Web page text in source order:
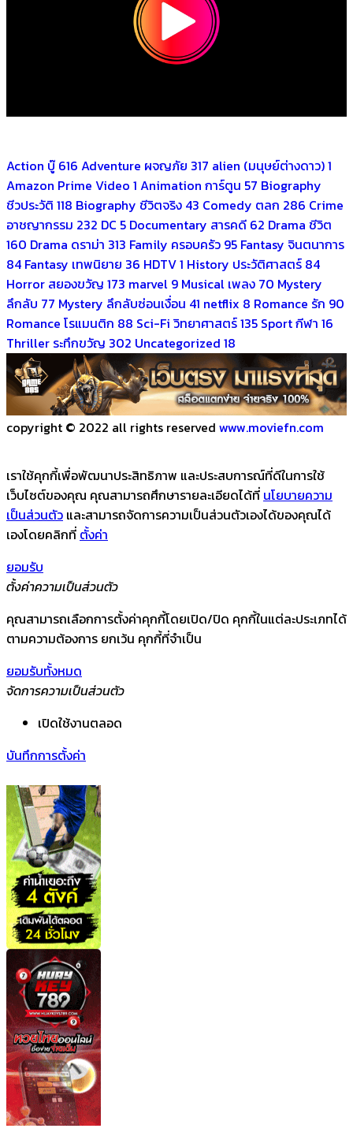
Action บู๊ 616 Adventure ผจญภัย 317 alien (มนุษย์ต่างดาว)1
Amazon Prime Video 1 Animation การ์ตูน 57 Biography
ชีวประวัติ 118 Biography ชีวิตจริง 43 Comedy ตลก 286 Crime
อาชญากรรม 232 DC 5 Documentary สารคดี 62 Drama ชีวิต
160 Drama ดราม่า 313 Family ครอบครัว 95 Fantasy จินตนาการ
84 Fantasy เทพนิยาย 36 HDTV1 History ประวัติศาสตร์ 84
Horror สยองขวัญ 173 marvel 9 Musical เพลง 70 Mystery
ลึกลับ 77 Mystery ลึกลับซ่อนเงื่อน 41 netflix 8 Romance รัก 90
Romance โรแมนติก 88 Sci-Fi วิทยาศาสตร์135 Sport กีฬา 16
Thriller ระทึกขวัญ 302 Uncategorized 18
copyright © 2022 all rights reserved www.moviefn.com
เราใช้คุกกี้เพื่อพัฒนาประสิทธิภาพ และประสบการณ์ที่ดีในการใช้
เว็บไซต์ของคุณ คุณสามารถศึกษารายละเอียดได้ที่ นโยบายความ
เป็นส่วนตัว และสามารถจัดการความเป็นส่วนตัวเองได้ของคุณได้
เองโดยคลิกที่ ตั้งค่า
ยอมรับ
ตั้งค่าความเป็นส่วนตัว
คุณสามารถเลือกการตั้งค่าคุกกี้โดยเปิด/ปิด คุกกี้ในแต่ละประเภทได้
ตามความต้องการ ยกเว้น คุกกี้ที่จำเป็น
ยอมรับทั้งหมด
จัดการความเป็นส่วนตัว
เปิดใช้งานตลอด
บันทึกการตั้งค่า